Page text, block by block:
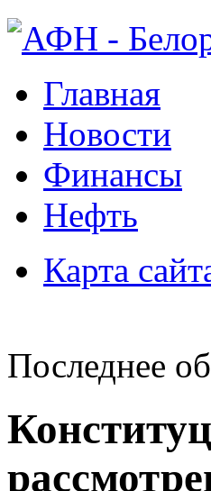
Главная
Новости
Финансы
Нефть
Карта
Последнее